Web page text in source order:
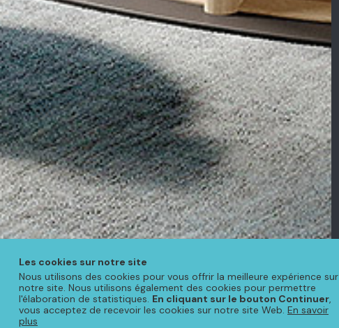
Les cookies sur notre site
Nous utilisons des cookies pour vous offrir la meilleure expérience sur
notre site. Nous utilisons également des cookies pour permettre
l'élaboration de statistiques. En cliquant sur le bouton Continuer,
vous acceptez de recevoir les cookies sur notre site Web. En savoir
plus